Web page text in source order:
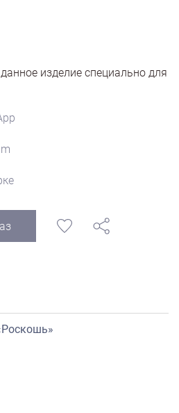
изделие специально для